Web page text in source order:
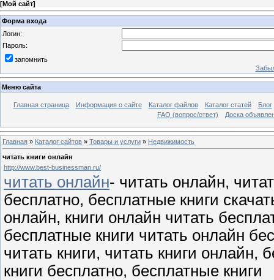
[Мой сайт]
Форма входа
Логин:
Пароль:
запомнить
Меню сайта
Главная страница Информация о сайте Каталог файлов Каталог статей
Блог
FAQ (вопрос/ответ)
Доска
Главная » Каталог сайтов » Товары и услуги » Недвижимость
читать книги онлайн
http://www.best-businessman.ru/
читать онлайн- читать онлайн,
бесплатно, бесплатные книги
онлайн, книги онлайн читать
бесплатные книги читать онлайн
читать книги, читать книги онлайн,
книги бесплатно, бесплатные книги